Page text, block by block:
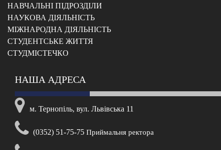
НАВЧАЛЬНІ ПІДРОЗДІЛИ
НАУКОВА ДІЯЛЬНІСТЬ
МІЖНАРОДНА ДІЯЛЬНІСТЬ
CТУДЕНТСЬКЕ ЖИТТЯ
CТУДМІСТЕЧКО
НАША АДРЕСА
м. Тернопіль, вул. Львівська 11
(0352) 51-75-75 Приймальня ректора